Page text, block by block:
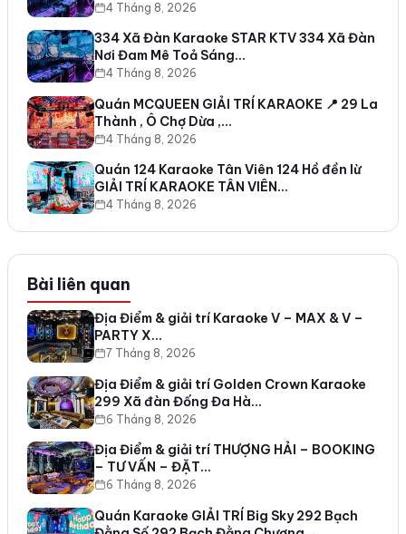
4 Tháng 8, 2026
334 Xã Đàn Karaoke STAR KTV 334 Xã Đàn
Nơi Đam Mê Toả Sáng…
4 Tháng 8, 2026
Quán MCQUEEN GIẢI TRÍ KARAOKE 📍 29 La
Thành , Ô Chợ Dừa ,…
4 Tháng 8, 2026
Quán 124 Karaoke Tân Viên 124 Hồ đền lừ
GIẢI TRÍ KARAOKE TÂN VIÊN…
4 Tháng 8, 2026
Bài liên quan
Địa Điểm & giải trí Karaoke V – MAX & V –
PARTY X…
7 Tháng 8, 2026
Địa Điểm & giải trí Golden Crown Karaoke
299 Xã đàn Đống Đa Hà…
6 Tháng 8, 2026
Địa Điểm & giải trí THƯỢNG HẢI – BOOKING
– TƯ VẤN – ĐẶT…
6 Tháng 8, 2026
Quán Karaoke GIẢI TRÍ Big Sky 292 Bạch